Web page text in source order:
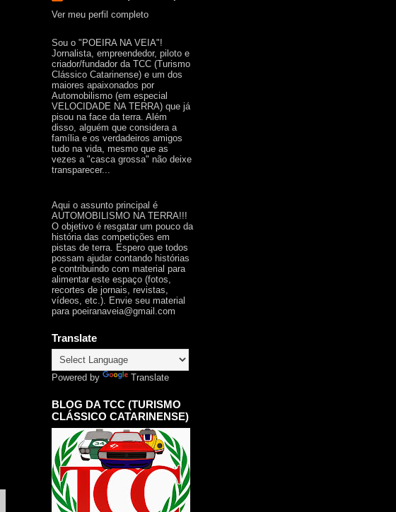
Ver meu perfil completo
Sou o "POEIRA NA VEIA"!
Jornalista, empreendedor, piloto e
criador/fundador da TCC (Turismo
Clássico Catarinense) e um dos
maiores apaixonados por
Automobilismo (em especial
VELOCIDADE NA TERRA) que já
pisou na face da terra. Além
disso, alguém que considera a
família e os verdadeiros amigos
tudo na vida, mesmo que as
vezes a "casca grossa" não deixe
transparecer...
Aqui o assunto principal é
AUTOMOBILISMO NA TERRA!!!
O objetivo é resgatar um pouco da
história das competições em
pistas de terra. Espero que todos
possam ajudar contando histórias
e contribuindo com material para
alimentar este espaço (fotos,
recortes de jornais, revistas,
vídeos, etc.). Envie seu material
para poeiranaveia@gmail.com
Translate
Powered by Translate
BLOG DA TCC (TURISMO
CLÁSSICO CATARINENSE)